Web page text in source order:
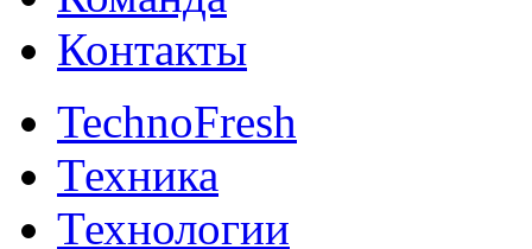
Контакты
TechnoFresh
Техника
Технологии